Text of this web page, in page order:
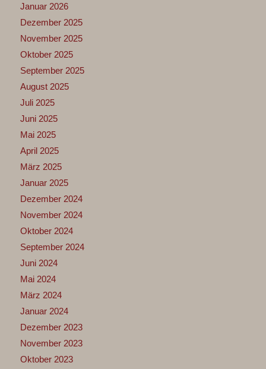
Januar 2026
Dezember 2025
November 2025
Oktober 2025
September 2025
August 2025
Juli 2025
Juni 2025
Mai 2025
April 2025
März 2025
Januar 2025
Dezember 2024
November 2024
Oktober 2024
September 2024
Juni 2024
Mai 2024
März 2024
Januar 2024
Dezember 2023
November 2023
Oktober 2023